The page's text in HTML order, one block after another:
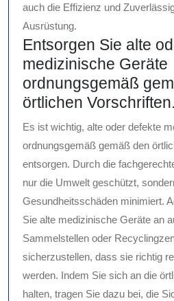
auch die Effizienz und
Ausrüstung.
Entsorgen Sie alte
medizinische Geräte
ordnungsgemäß
örtlichen Vorschriften.
Es ist wichtig, alte oder defekte
ordnungsgemäß gemäß den
entsorgen. Durch die
nur die Umwelt geschützt,
Gesundheitsschäden minimiert.
Sie alte medizinische Geräte an
Sammelstellen oder
sicherzustellen, dass sie richtig
werden. Indem Sie sich an die
halten, tragen Sie dazu bei, die